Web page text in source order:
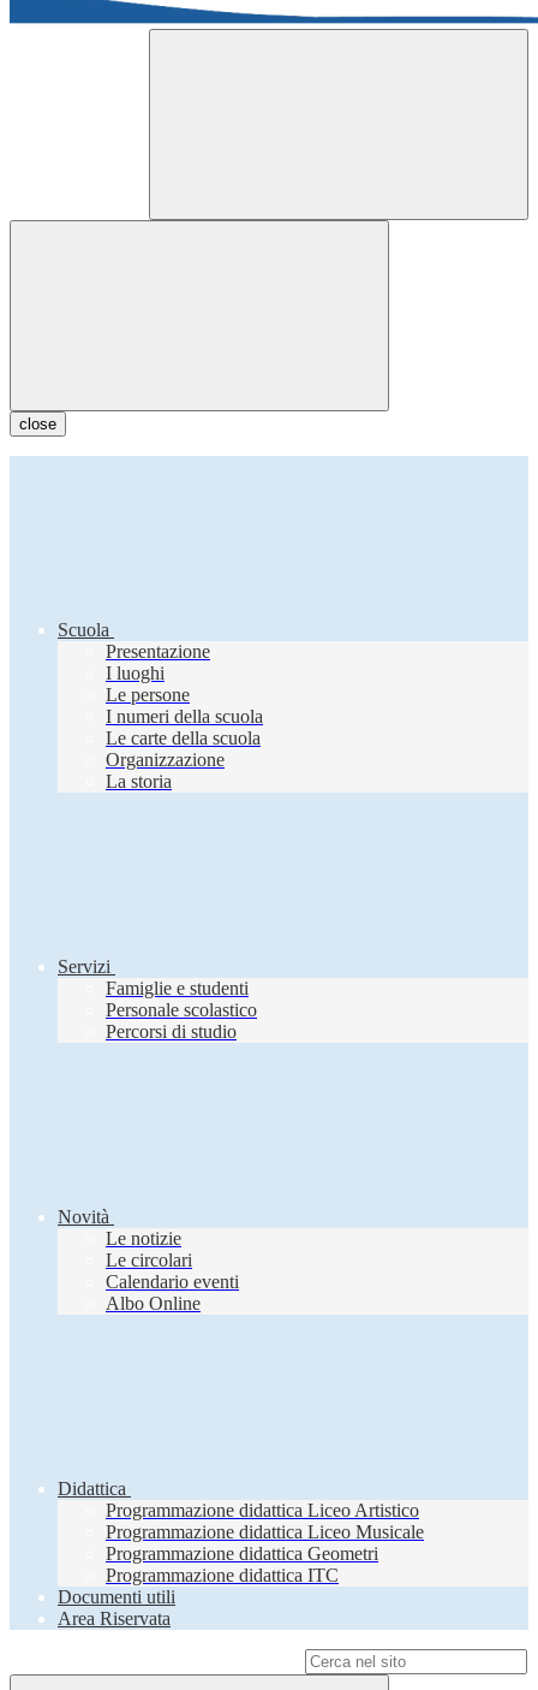
close
Scuola
Presentazione
I luoghi
Le persone
I numeri della scuola
Le carte della scuola
Organizzazione
La storia
Servizi
Famiglie e studenti
Personale scolastico
Percorsi di studio
Novità
Le notizie
Le circolari
Calendario eventi
Albo Online
Didattica
Programmazione didattica Liceo Artistico
Programmazione didattica Liceo Musicale
Programmazione didattica Geometri
Programmazione didattica ITC
Documenti utili
Area Riservata